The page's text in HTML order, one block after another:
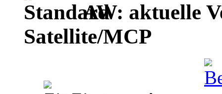
AW: aktuelle
Satellite/MCP